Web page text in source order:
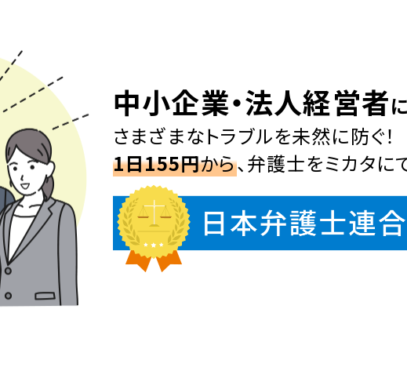
中小企業・法人経営者
さまざまなトラブルを未然に防ぐ！
1日155円から、弁護士をミカタに